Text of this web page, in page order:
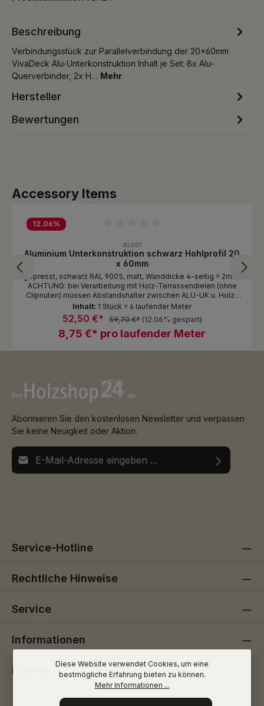
Beschreibung
Verbindungsstück zur Parallelverbindung der 20×60mm
VivaDeck Alu-Unterkonstruktion Inhalt je Set: 8x Alu-
Querverbinder, 2x H… Mehr
Hersteller
Bewertungen
Produktgalerie überspringen
Accessory Items
12.06%
AL001
Aluminium Unterkonstruktion schwarz Hohlprofil 20
x 60mm
gepresst, schwarz RAL 9005, matt, Wanddicke 4-seitig = 2mm,
ACHTUNG: bei Verarbeitung mit Holz-Terrassendielen (ohne
Clipnuten) müssen Abstandshalter zwischen ALU-UK u. Holz-
dielen verwendet werden. Wir empfehlen unser Distanzkreuz
8,75 €* pro laufender Meter
52,50 €* 59,70 €* (12.06% gespart)
Inhalt: 1 Stück = 6 laufender Meter
Abonnieren Sie den kostenlosen Newsletter und verpassen
Sie keine Neuigkeit oder Aktion.
E-Mail-Adresse*
Service-Hotline
Rechtliche Hinweise
Service
Informationen
Folge uns
Diese Website verwendet Cookies, um eine
bestmögliche Erfahrung bieten zu können.
Mehr Informationen ...